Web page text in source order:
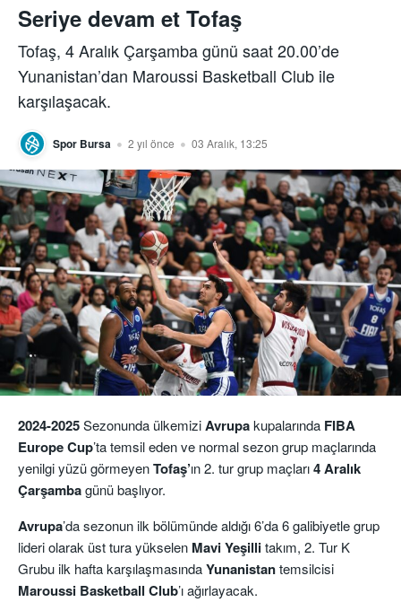
Seriye devam et Tofaş
Tofaş, 4 Aralık Çarşamba günü saat 20.00’de
Yunanistan’dan Maroussi Basketball Club ile
karşılaşacak.
Spor Bursa 2 yıl önce 03 Aralık, 13:25
2024-2025Sezonunda ülkemiziAvrupakupalarında FIBA
Europe Cup’ta temsil eden ve normal sezon grup maçlarında
yenilgi yüzü görmeyenTofaş’ın 2. tur grup maçları4 Aralık
Çarşambagünü başlıyor.
Avrupa’da sezonun ilk bölümünde aldığı 6’da 6 galibiyetle grup
lideri olarak üst tura yükselen Mavi Yeşillitakım, 2. Tur K
Grubu ilk hafta karşılaşmasındaYunanistantemsilcisi
Maroussi Basketball Club’ı ağırlayacak.